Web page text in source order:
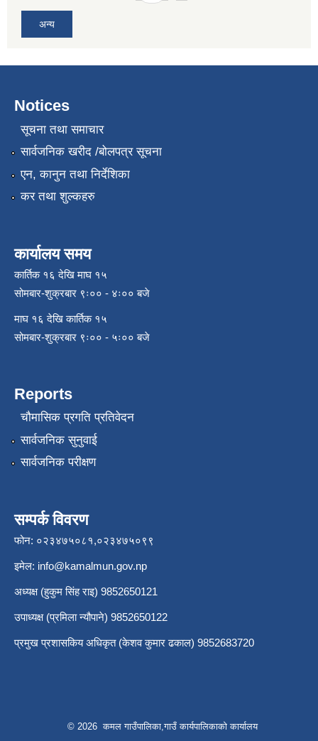
अन्य
Notices
सूचना तथा समाचार
सार्वजनिक खरीद /बोलपत्र सूचना
एन, कानुन तथा निर्देशिका
कर तथा शुल्कहरु
कार्यालय समय
कार्तिक १६ देखि माघ १५
सोमबार-शुक्रबार ९ः०० - ४ः०० बजे
माघ १६ देखि कार्तिक १५
सोमबार-शुक्रबार ९ः०० - ५ः०० बजे
Reports
चौमासिक प्रगति प्रतिवेदन
सार्वजनिक सुनुवाई
सार्वजनिक परीक्षण
सम्पर्क विवरण
फोन: ०२३४७५०८१,०२३४७५०९९
इमेल: info@kamalmun.gov.np
अध्यक्ष (हुकुम सिंह राइ) 9852650121
उपाध्यक्ष (प्रमिला न्यौपाने) 9852650122
प्रमुख प्रशासकिय अधिकृत (केशव कुमार ढकाल) 9852683720
© 2026 कमल गाउँपालिका,गाउँ कार्यपालिकाको कार्यालय